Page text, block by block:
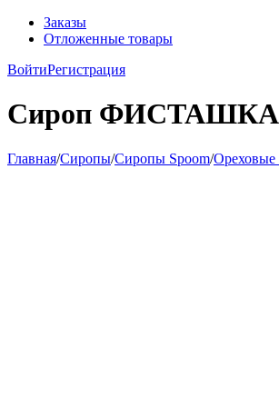
Заказы
Отложенные товары
ВойтиРегистрация
Сироп ФИСТАШКА
Главная/Сиропы/Сиропы Spoom/